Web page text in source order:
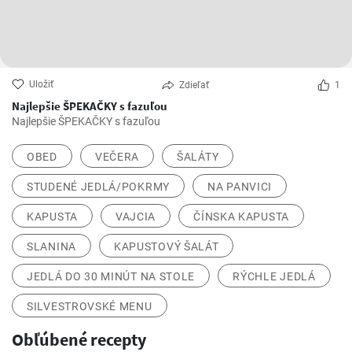
Uložiť Zdieľať 1
Najlepšie ŠPEKAČKY s fazuľou
Najlepšie ŠPEKAČKY s fazuľou
OBED VEČERA ŠALÁTY
STUDENÉ JEDLÁ/POKRMY NA PANVICI
KAPUSTA VAJCIA ČÍNSKA KAPUSTA
SLANINA KAPUSTOVÝ ŠALÁT
JEDLÁ DO 30 MINÚT NA STOLE RÝCHLE JEDLÁ
SILVESTROVSKÉ MENU
Obľúbené recepty